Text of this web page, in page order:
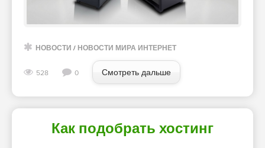
НОВОСТИ / НОВОСТИ МИРА ИНТЕРНЕТ
528 0 Смотреть дальше
Как подобрать хостинг